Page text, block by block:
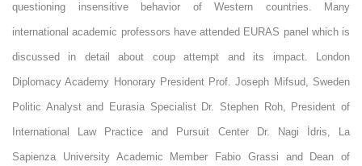
questioning insensitive behavior of Western countries. Many
international academic professors have attended EURAS panel which is
discussed in detail about coup attempt and its impact. London
Diplomacy Academy Honorary President Prof. Joseph Mifsud, Sweden
Politic Analyst and Eurasia Specialist Dr. Stephen Roh, President of
International Law Practice and Pursuit Center Dr. Nagi İdris, La
Sapienza University Academic Member Fabio Grassi and Dean of